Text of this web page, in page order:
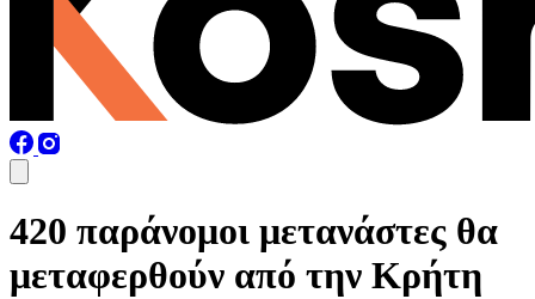
420 παράνομοι μετανάστες θα
μεταφερθούν από την Κρήτη